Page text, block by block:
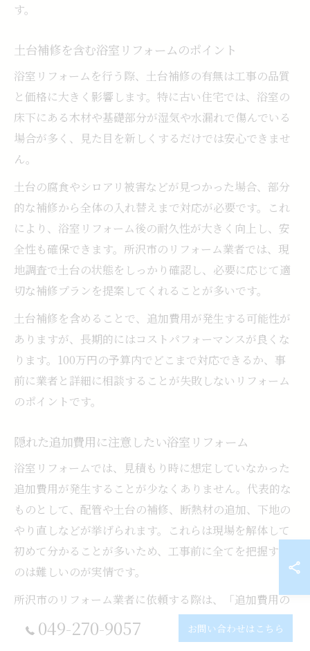
す。
土台補修を含む浴室リフォームのポイント
浴室リフォームを行う際、土台補修の有無は工事の品質
と価格に大きく影響します。特に古い住宅では、浴室の
床下にある木材や基礎部分が湿気や水漏れで傷んでいる
場合が多く、見た目を新しくするだけでは安心できませ
ん。
土台の腐食やシロアリ被害などが見つかった場合、部分
的な補修から全体の入れ替えまで対応が必要です。これ
により、浴室リフォーム後の耐久性が大きく向上し、安
全性も確保できます。所沢市のリフォーム業者では、現
地調査で土台の状態をしっかり確認し、必要に応じて適
切な補修プランを提案してくれることが多いです。
土台補修を含めることで、追加費用が発生する可能性が
ありますが、長期的にはコストパフォーマンスが良くな
ります。100万円の予算内でどこまで対応できるか、事
前に業者と詳細に相談することが失敗しないリフォーム
のポイントです。
隠れた追加費用に注意したい浴室リフォーム
浴室リフォームでは、見積もり時に想定していなかった
追加費用が発生することが少なくありません。代表的な
ものとして、配管や土台の補修、断熱材の追加、下地の
やり直しなどが挙げられます。これらは現場を解体して
初めて分かることが多いため、工事前に全てを把握する
のは難しいのが実情です。
所沢市のリフォーム業者に依頼する際は、「追加費用の
発生条件」や「工事内容の範囲」を事前に明確にしてお
くことが重要です。予算100万円の場合、追加工事が発
049-270-9057 お問い合わせはこちら